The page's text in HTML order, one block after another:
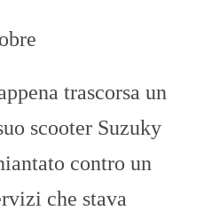
trascorsa un
scooter Suzuky
contro un
che stava